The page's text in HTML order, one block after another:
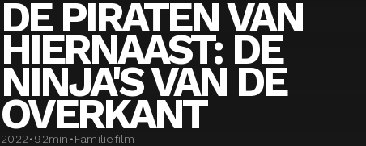
DE PIRATEN VAN
HIERNAAST: DE
NINJA'S VAN DE
OVERKANT
2022•92min •Familiefilm